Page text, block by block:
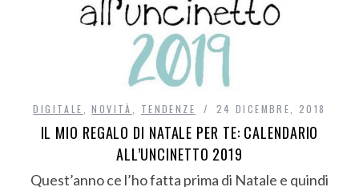
DIGITALE ,NOVITÀ TENDENZE 24 DICEMBRE, 2018
IL MIO REGALO DI NATALE PER TE: CALENDARIO
ALL’UNCINETTO 2019
Quest’anno ce l’ho fatta prima di Natale e quindi